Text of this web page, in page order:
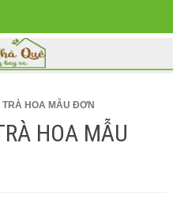
HOA MẪU ĐƠN
HOA MẪU